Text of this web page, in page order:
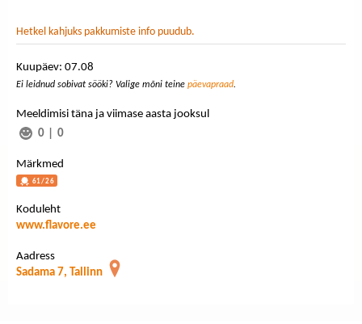
Hetkel kahjuks pakkumiste info puudub.
Kuupäev: 07.08
Ei leidnud sobivat sööki? Valige mõni teine päevapraad.
Meeldimisi täna ja viimase aasta jooksul
0
0
Märkmed
61/26
Koduleht
www.flavore.ee
Aadress
Sadama 7, Tallinn